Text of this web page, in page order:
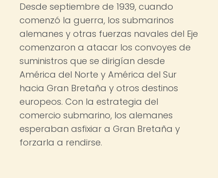
Desde septiembre de 1939, cuando
comenzó la guerra, los submarinos
alemanes y otras fuerzas navales del Eje
comenzaron a atacar los convoyes de
suministros que se dirigían desde
América del Norte y América del Sur
hacia Gran Bretaña y otros destinos
europeos. Con la estrategia del
comercio submarino, los alemanes
esperaban asfixiar a Gran Bretaña y
forzarla a rendirse.